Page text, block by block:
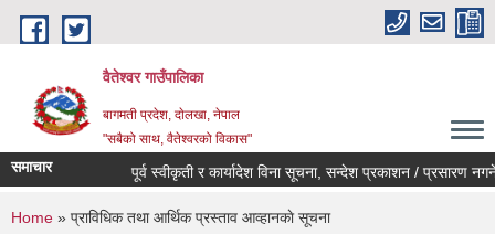
Skip to main content
वैतेश्वर गाउँपालिका
बागमती प्रदेश, दाेलखा, नेपाल
"सबैको साथ, वैतेश्वरको विकास"
समाचार पूर्व स्वीकृती र कार्यादेश विना सूचना, सन्देश प्रकाशन / प्रसारण नगर्ने
You are here
Home » प्राविधिक तथा आर्थिक प्रस्ताव आव्हानकाे सूचना